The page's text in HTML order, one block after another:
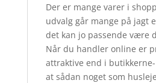
Der er mange varer i
udvalg går mange på jagt
det kan jo passende være
Når du handler online er
attraktive end i
at sådan noget som